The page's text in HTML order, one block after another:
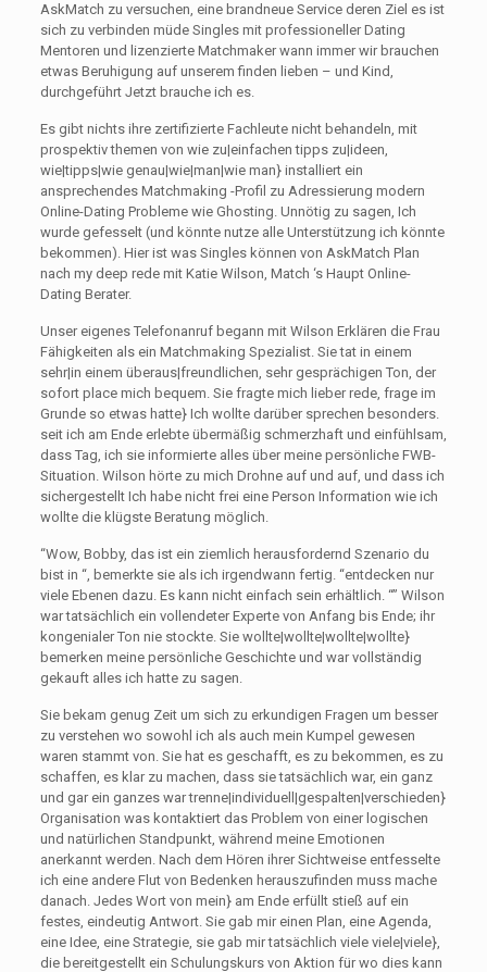
AskMatch zu versuchen, eine brandneue Service deren Ziel es ist
sich zu verbinden müde Singles mit professioneller Dating
Mentoren und lizenzierte Matchmaker wann immer wir brauchen
etwas Beruhigung auf unserem finden lieben – und Kind,
durchgeführt Jetzt brauche ich es.
Es gibt nichts ihre zertifizierte Fachleute nicht behandeln, mit
prospektiv themen von wie zu|einfachen tipps zu|ideen,
wie|tipps|wie genau|wie|man|wie man} installiert ein
ansprechendes Matchmaking -Profil zu Adressierung modern
Online-Dating Probleme wie Ghosting. Unnötig zu sagen, Ich
wurde gefesselt (und könnte nutze alle Unterstützung ich könnte
bekommen). Hier ist was Singles können von AskMatch Plan
nach my deep rede mit Katie Wilson, Match ‘s Haupt Online-
Dating Berater.
Unser eigenes Telefonanruf begann mit Wilson Erklären die Frau
Fähigkeiten als ein Matchmaking Spezialist. Sie tat in einem
sehr|in einem überaus|freundlichen, sehr gesprächigen Ton, der
sofort place mich bequem. Sie fragte mich lieber rede, frage im
Grunde so etwas hatte} Ich wollte darüber sprechen besonders.
seit ich am Ende erlebte übermäßig schmerzhaft und einfühlsam,
dass Tag, ich sie informierte alles über meine persönliche FWB-
Situation. Wilson hörte zu mich Drohne auf und auf, und dass ich
sichergestellt Ich habe nicht frei eine Person Information wie ich
wollte die klügste Beratung möglich.
“Wow, Bobby, das ist ein ziemlich herausfordernd Szenario du
bist in “, bemerkte sie als ich irgendwann fertig. “entdecken nur
viele Ebenen dazu. Es kann nicht einfach sein erhältlich. “” Wilson
war tatsächlich ein vollendeter Experte von Anfang bis Ende; ihr
kongenialer Ton nie stockte. Sie wollte|wollte|wollte|wollte}
bemerken meine persönliche Geschichte und war vollständig
gekauft alles ich hatte zu sagen.
Sie bekam genug Zeit um sich zu erkundigen Fragen um besser
zu verstehen wo sowohl ich als auch mein Kumpel gewesen
waren stammt von. Sie hat es geschafft, es zu bekommen, es zu
schaffen, es klar zu machen, dass sie tatsächlich war, ein ganz
und gar ein ganzes war trenne|individuell|gespalten|verschieden}
Organisation was kontaktiert das Problem von einer logischen
und natürlichen Standpunkt, während meine Emotionen
anerkannt werden. Nach dem Hören ihrer Sichtweise entfesselte
ich eine andere Flut von Bedenken herauszufinden muss mache
danach. Jedes Wort von mein} am Ende erfüllt stieß auf ein
festes, eindeutig Antwort. Sie gab mir einen Plan, eine Agenda,
eine Idee, eine Strategie, sie gab mir tatsächlich viele viele|viele},
die bereitgestellt ein Schulungskurs von Aktion für wo dies kann